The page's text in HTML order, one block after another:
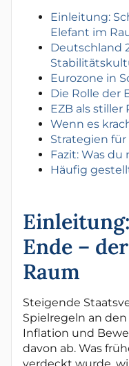
Einleitung:
Elefant im
Deutschland
Eurozone in
Die Rolle der
EZB als stiller
Wenn es
Strategien
Fazit: Was
Häufig
Ende –
Raum
Steigende
Spielregeln an
Inflation und
davon ab. Was